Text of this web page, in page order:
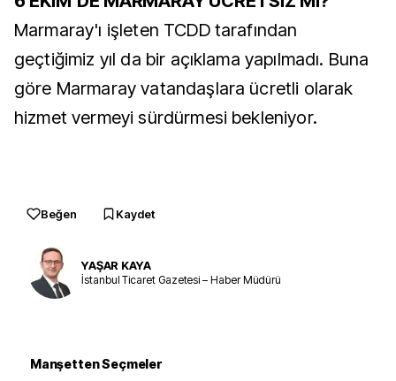
Marmaray'ı işleten TCDD tarafından
geçtiğimiz yıl da bir açıklama yapılmadı. Buna
göre Marmaray vatandaşlara ücretli olarak
hizmet vermeyi sürdürmesi bekleniyor.
Beğen Kaydet
YAŞAR KAYA
İstanbul Ticaret Gazetesi – Haber Müdürü
Manşetten Seçmeler